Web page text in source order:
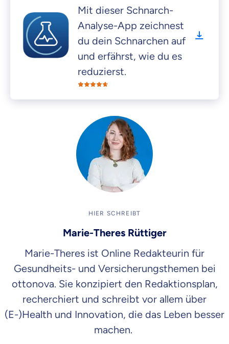
Mit dieser Schnarch-
Analyse-App zeichnest
du dein Schnarchen auf
und erfährst, wie du es
reduzierst.
HIER SCHREIBT
Marie-Theres Rüttiger
Marie-Theres ist Online Redakteurin für
Gesundheits- und Versicherungsthemen bei
ottonova. Sie konzipiert den Redaktionsplan,
recherchiert und schreibt vor allem über
(E-)Health und Innovation, die das Leben besser
machen.